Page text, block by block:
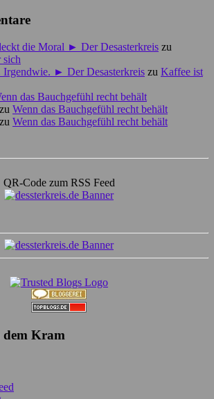
die Moral ► Der Desasterkreis zu
sich
Irgendwie. ► Der Desasterkreis zu Kaffee ist
das Bauchgefühl recht behält
Wenn das Bauchgefühl recht behält
Wenn das Bauchgefühl recht behält
QR-Code zum RSS Feed
dem Kram